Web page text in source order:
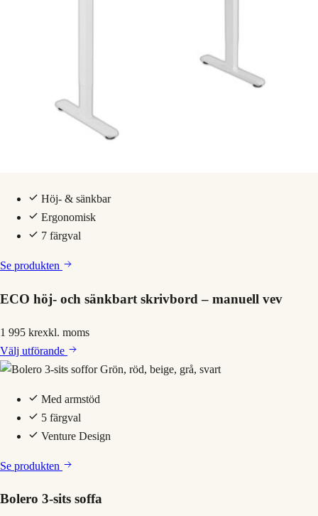
Höj- & sänkbar
Ergonomisk
7 färgval
Se produkten
ECO höj- och sänkbart skrivbord – manuell vev
1 995 krexkl. moms
Välj utförande
Med armstöd
5 färgval
Venture Design
Se produkten
Bolero 3-sits soffa